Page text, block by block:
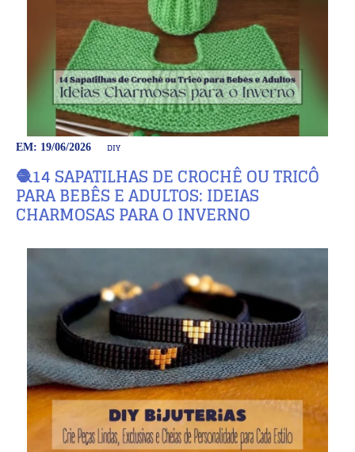
EM: 19/06/2026 DIY
🧶14 SAPATILHAS DE CROCHÊ OU TRICÔ
PARA BEBÊS E ADULTOS: IDEIAS
CHARMOSAS PARA O INVERNO